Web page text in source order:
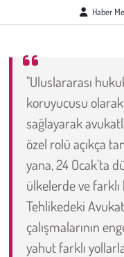
Haber
"Uluslararası
koruyucusu
sağlayarak
özel rolü açıkça
yana, 24 Ocak'ta
ülkelerde ve
Tehlikedeki
çalışmalarının
yahut farklı
İnsan Hakları
Hayvan Hakları
Çevre
Galeri
Günün İçinden
Vefat İlanları